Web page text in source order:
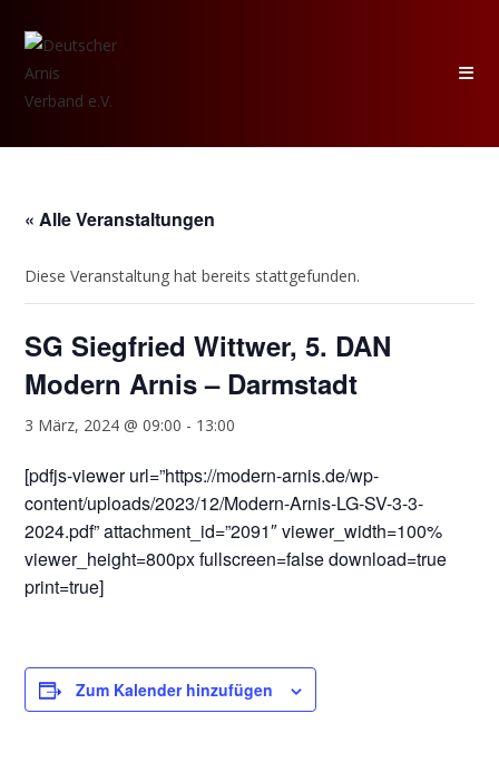
Inhalt
springen
« Alle Veranstaltungen
Diese Veranstaltung hat bereits stattgefunden.
SG Siegfried Wittwer, 5. DAN
Modern Arnis – Darmstadt
3 März, 2024 @ 09:00 - 13:00
[pdfjs-viewer url=”https://modern-arnis.de/wp-
content/uploads/2023/12/Modern-Arnis-LG-SV-3-3-
2024.pdf” attachment_id=”2091″ viewer_width=100%
viewer_height=800px fullscreen=false download=true
print=true]
Zum Kalender hinzufügen